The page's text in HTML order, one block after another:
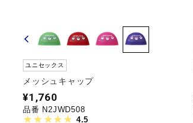
ユニセックス
メッシュキャップ
¥1,760
品番 N2JWD508
4.5